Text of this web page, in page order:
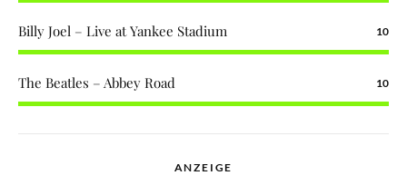
Billy Joel – Live at Yankee Stadium 10
The Beatles – Abbey Road 10
ANZEIGE